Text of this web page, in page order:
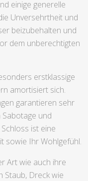
einige generelle
Unversehrtheit und
beizubehalten und
dem unberechtigten
erstklassige
amortisiert sich.
garantieren sehr
und
ist eine
sowie Ihr Wohlgefühl.
Art wie auch ihre
Staub, Dreck wie